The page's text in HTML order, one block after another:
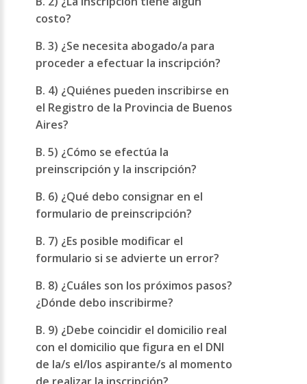
costo?
B. 3) ¿Se necesita abogado/a para
proceder a efectuar la inscripción?
B. 4) ¿Quiénes pueden inscribirse en
el Registro de la Provincia de Buenos
Aires?
B. 5) ¿Cómo se efectúa la
preinscripción y la inscripción?
B. 6) ¿Qué debo consignar en el
formulario de preinscripción?
B. 7) ¿Es posible modificar el
formulario si se advierte un error?
B. 8) ¿Cuáles son los próximos pasos?
¿Dónde debo inscribirme?
B. 9) ¿Debe coincidir el domicilio real
con el domicilio que figura en el DNI
de la/s el/los aspirante/s al momento